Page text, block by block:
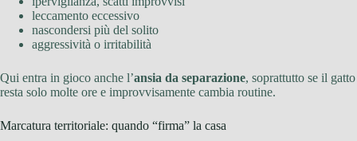
leccamento eccessivo
nascondersi più del solito
aggressività o irritabilità
Qui entra in gioco anche l’ansia da separazione, soprattutto se il gatto
resta solo molte ore e improvvisamente cambia routine.
Marcatura territoriale: quando “firma” la casa